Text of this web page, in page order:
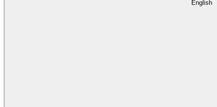
English